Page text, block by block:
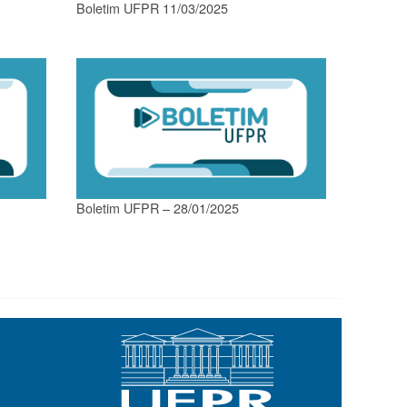
Boletim UFPR 11/03/2025
Boletim UFPR – 28/01/2025